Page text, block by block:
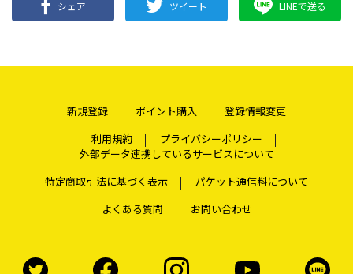
シェア ツイート LINEで送る
新規登録 ポイント購入
登録情報変更
利用規約
プライバシーポリシー
外部データ連携しているサービスについて
特定商取引法に基づく表示
パケット通信料について
よくある質問
お問い合わせ